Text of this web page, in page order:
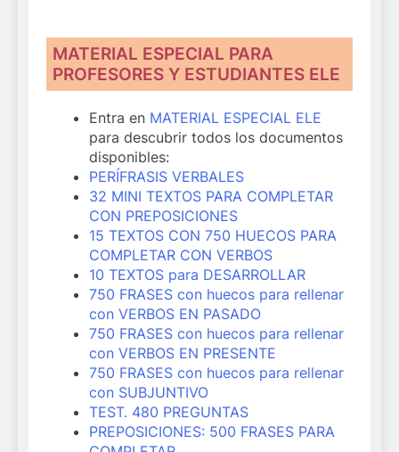
MATERIAL ESPECIAL PARA
PROFESORES Y ESTUDIANTES ELE
Entra en MATERIAL ESPECIAL ELE
para descubrir todos los documentos
disponibles:
PERÍFRASIS VERBALES
32 MINI TEXTOS PARA COMPLETAR
CON PREPOSICIONES
15 TEXTOS CON 750 HUECOS PARA
COMPLETAR CON VERBOS
10 TEXTOS para DESARROLLAR
750 FRASES con huecos para rellenar
con VERBOS EN PASADO
750 FRASES con huecos para rellenar
con VERBOS EN PRESENTE
750 FRASES con huecos para rellenar
con SUBJUNTIVO
TEST. 480 PREGUNTAS
PREPOSICIONES: 500 FRASES PARA